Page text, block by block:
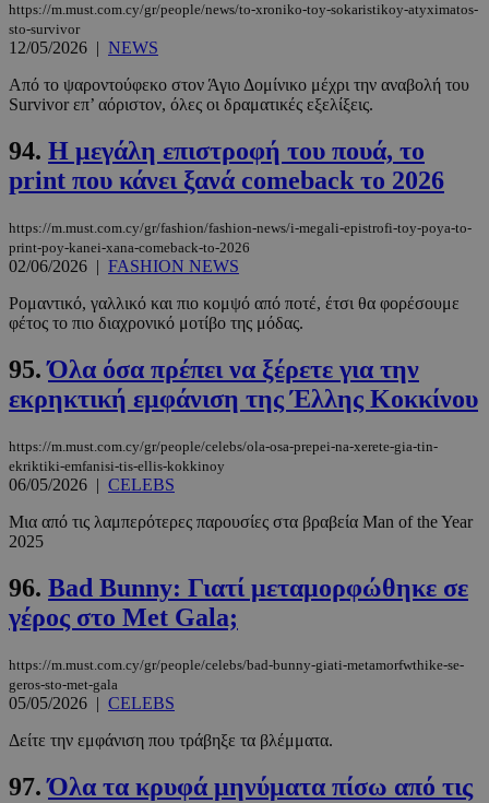
https://m.must.com.cy/gr/people/news/to-xroniko-toy-sokaristikoy-atyximatos-
sto-survivor
12/05/2026 | NEWS
Από το ψαροντούφεκο στον Άγιο Δομίνικο μέχρι την αναβολή του
Survivor επ’ αόριστον, όλες οι δραματικές εξελίξεις.
94. Η μεγάλη επιστροφή του πουά, το
print που κάνει ξανά comeback το 2026
https://m.must.com.cy/gr/fashion/fashion-news/i-megali-epistrofi-toy-poya-to-
print-poy-kanei-xana-comeback-to-2026
02/06/2026 | FASHION NEWS
Ρομαντικό, γαλλικό και πιο κομψό από ποτέ, έτσι θα φορέσουμε
φέτος το πιο διαχρονικό μοτίβο της μόδας.
95.Όλα όσα πρέπει να ξέρετε για την
εκρηκτική εμφάνιση της Έλλης Κοκκίνου
https://m.must.com.cy/gr/people/celebs/ola-osa-prepei-na-xerete-gia-tin-
ekriktiki-emfanisi-tis-ellis-kokkinoy
06/05/2026 | CELEBS
Μια από τις λαμπερότερες παρουσίες στα βραβεία Man of the Year
2025
96. Bad Bunny: Γιατί μεταμορφώθηκε σε
γέρος στο Met Gala;
https://m.must.com.cy/gr/people/celebs/bad-bunny-giati-metamorfwthike-se-
geros-sto-met-gala
05/05/2026 | CELEBS
Δείτε την εμφάνιση που τράβηξε τα βλέμματα.
97.Όλα τα κρυφά μηνύματα πίσω από τις